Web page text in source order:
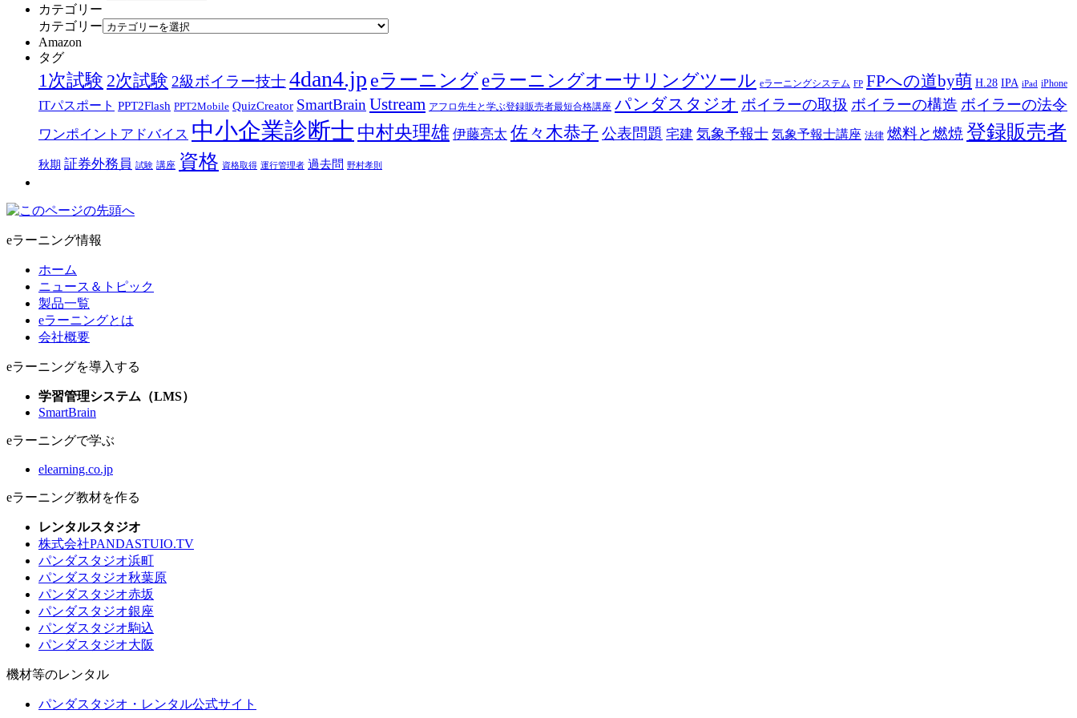
カテゴリー
カテゴリー
Amazon
タグ
1次試験 2次試験 2級ボイラー技士4dan4.jp eラーニング eラーニングオーサリングツール eラーニングシステム FP FPへの道by萌 H.28 IPA iPad iPhone
ITパスポート PPT2Flash PPT2Mobile QuizCreator SmartBrain Ustream アフロ先生と学ぶ登録販売者最短合格講座 パンダスタジオ ボイラーの取扱 ボイラーの構造 ボイラーの法令
ワンポイントアドバイス 中小企業診断士 中村央理雄 伊藤亮太 佐々木恭子 公表問題 宅建 気象予報士 気象予報士講座 法律 燃料と燃焼 登録販売者
秋期 証券外務員 試験 講座 資格 資格取得 運行管理者 過去問 野村孝則
eラーニング情報
ホーム
ニュース＆トピック
製品一覧
eラーニングとは
会社概要
eラーニングを導入する
学習管理システム（LMS）
SmartBrain
eラーニングで学ぶ
elearning.co.jp
eラーニング教材を作る
レンタルスタジオ
株式会社PANDASTUIO.TV
パンダスタジオ浜町
パンダスタジオ秋葉原
パンダスタジオ赤坂
パンダスタジオ銀座
パンダスタジオ駒込
パンダスタジオ大阪
機材等のレンタル
パンダスタジオ・レンタル公式サイト